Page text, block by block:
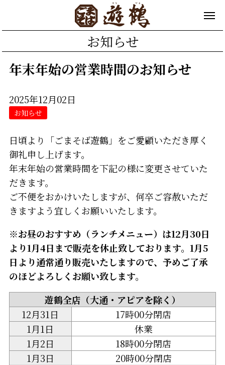
お知らせ
年末年始の営業時間のお知らせ
2025年12月02日
お知らせ
日頃より「ごまそば遊鶴」をご愛顧いただき厚く
御礼申し上げます。
年末年始の営業時間を下記の様に変更させていた
だきます。
ご不便をおかけいたしますが、何卒ご容赦いただ
きますよう宜しくお願いいたします。
※お昼のおすすめ（ランチメニュー）は12月30日
より1月4日まで販売を休止致しております。1月5
日より通常通り販売いたしますので、予めご了承
のほどよろしくお願い致します。
遊鶴全店（大通・アピアを除く）
12月31日
17時00分閉店
1月1日
休業
1月2日
18時00分閉店
1月3日
20時00分閉店